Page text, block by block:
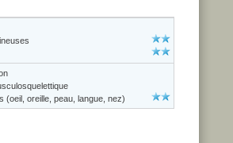
(oeil, oreille, peau, langue, nez)